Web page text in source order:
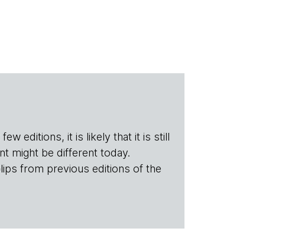
editions, it is likely that it is still
might be different today.
from previous editions of the